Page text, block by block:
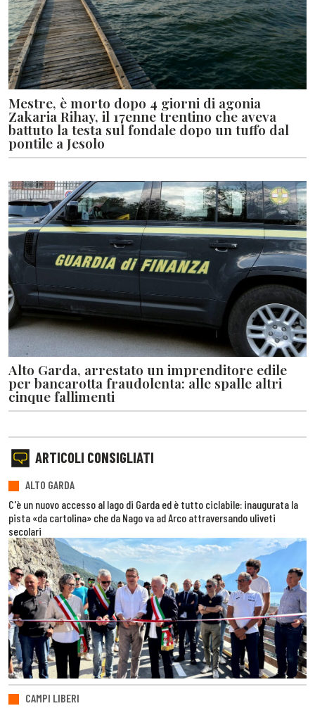
Mestre, è morto dopo 4 giorni di agonia
Zakaria Rihay, il 17enne trentino che aveva
battuto la testa sul fondale dopo un tuffo dal
pontile a Jesolo
Alto Garda, arrestato un imprenditore edile
per bancarotta fraudolenta: alle spalle altri
cinque fallimenti
ARTICOLI CONSIGLIATI
ALTO GARDA
C'è un nuovo accesso al lago di Garda ed è tutto ciclabile: inaugurata la
pista «da cartolina» che da Nago va ad Arco attraversando uliveti
secolari
CAMPI LIBERI